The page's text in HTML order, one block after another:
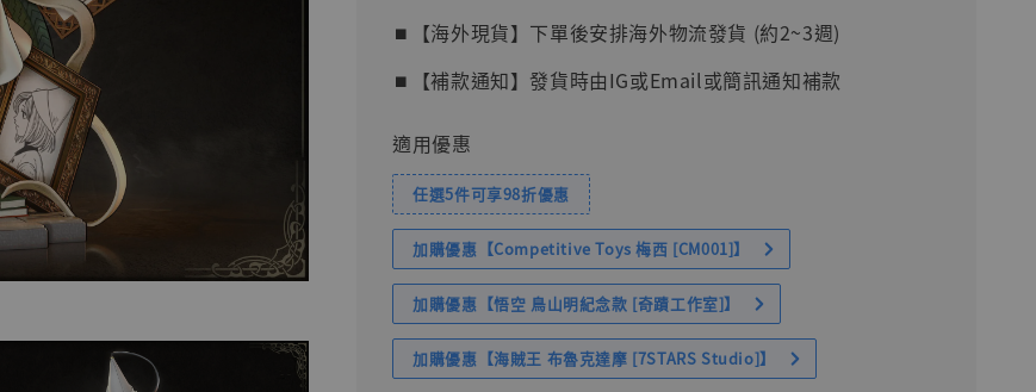
⏹︎【海外現貨】下單後安排海外物流發貨 (約2~3週)
⏹︎【補款通知】發貨時由IG或Email或簡訊通知補款
適用優惠
任選5件可享98折優惠
加購優惠【Competitive Toys 梅西 [CM001]】
加購優惠【悟空 鳥山明紀念款 [奇蹟工作室]】
加購優惠【海賊王 布魯克達摩 [7STARS Studio]】